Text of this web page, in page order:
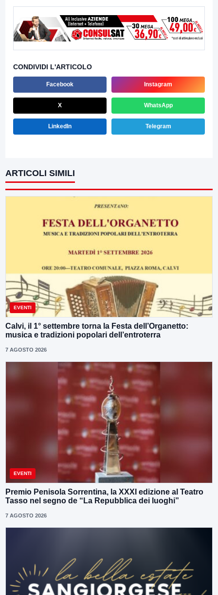
CONDIVIDI L'ARTICOLO
Facebook Instagram
X WhatsApp
LinkedIn Telegram
ARTICOLI SIMILI
EVENTI
Calvi, il 1° settembre torna la Festa dell’Organetto:
musica e tradizioni popolari dell’entroterra
7 AGOSTO 2026
EVENTI
Premio Penisola Sorrentina, la XXXI edizione al Teatro
Tasso nel segno de “La Repubblica dei luoghi”
7 AGOSTO 2026